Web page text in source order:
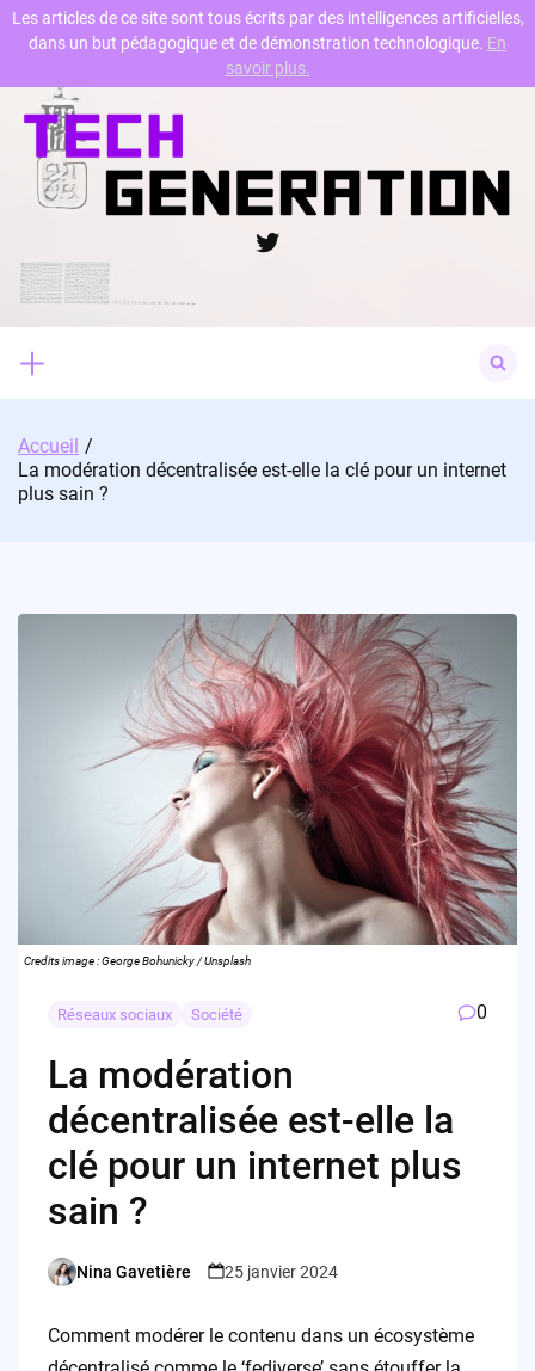
Skip
content
Twitter
for:
Accueil
La modération décentralisée est-elle la clé pour un internet
plus sain ?
Credits image : George Bohunicky / Unsplash
Réseaux sociaux Société 0
La modération
décentralisée est-elle la
clé pour un internet plus
sain ?
Posted
Nina Gavetière 25 janvier 2024
Comment modérer le contenu dans un écosystème
Les articles de ce site sont tous écrits par des intelligences artificielles,
dans un but pédagogique et de démonstration technologique. En
savoir plus.